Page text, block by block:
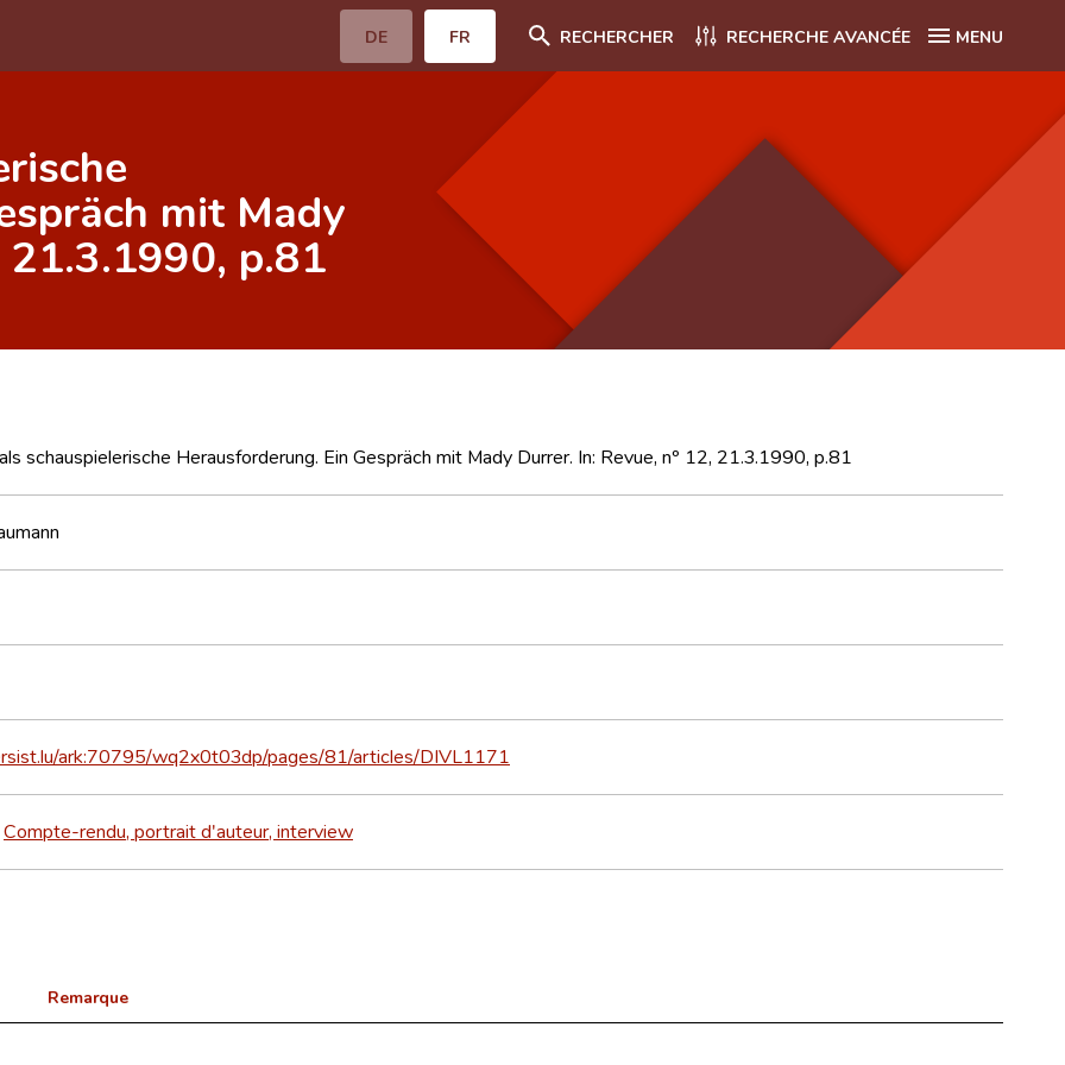
DE FR RECHERCHER RECHERCHE AVANCÉE MENU
mit Mady
21.3.1990, p.81
schauspielerische Herausforderung. Ein Gespräch mit Mady Durrer. In: Revue, nº 12, 21.3.1990, p.81
ark:70795/wq2x0t03dp/pages/81/articles/DIVL1171
Compte-rendu, portrait d'auteur, interview
Remarque